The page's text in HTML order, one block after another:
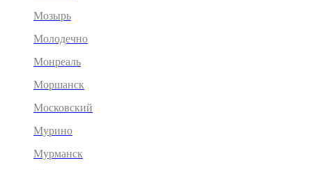
Мозырь
Молодечно
Монреаль
Моршанск
Московский
Мурино
Мурманск